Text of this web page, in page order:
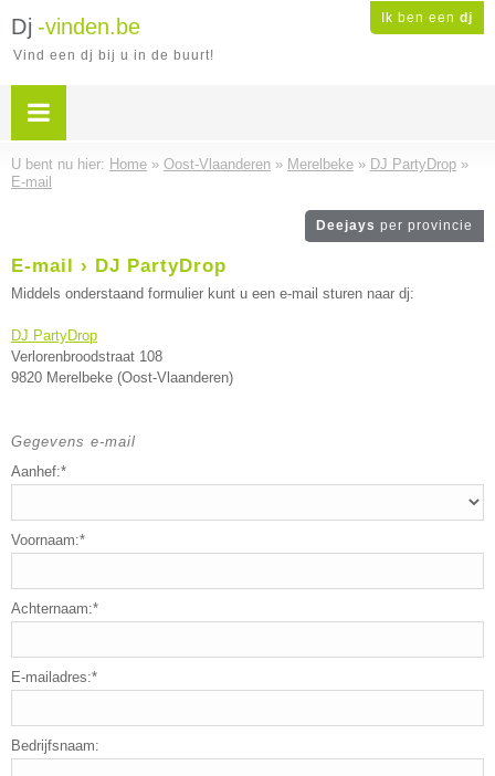
Ik ben een dj
Dj -vinden.be
Vind een dj bij u in de buurt!
U bent nu hier: Home » Oost-Vlaanderen » Merelbeke » DJ PartyDrop »
E-mail
Deejays per provincie
E-mail › DJ PartyDrop
Middels onderstaand formulier kunt u een e-mail sturen naar dj:
DJ PartyDrop
Verlorenbroodstraat 108
9820 Merelbeke (Oost-Vlaanderen)
Gegevens e-mail
Aanhef:*
Voornaam:*
Achternaam:*
E-mailadres:*
Bedrijfsnaam: